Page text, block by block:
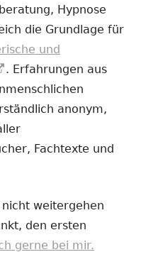
Hypnose
die Grundlage für
und
In
neuem
Fenster
öffnen
. Erfahrungen aus
anonym,
Fachtexte und
weitergehen
den ersten
gerne bei mir.